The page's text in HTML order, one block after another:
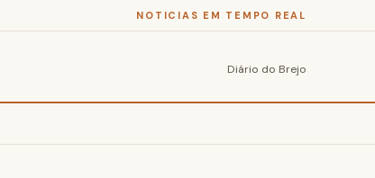
NOTICIAS EM TEMPO REAL
Diário do Brejo